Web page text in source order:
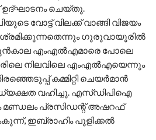
ഉദ്ഘാടനം ചെയ്തു.
വോട്ട് വിലക്ക് വാങ്ങി വിജയം
ഗുരുവായൂരില്‍
എംഎല്‍എമാരെ പോലെ
നിലവിലെ എംഎല്‍എയെന്നും
കമ്മിറ്റി ചെയര്‍മാന്‍
വഹിച്ചു. എസ്ഡിപിഐ
പ്രസിഡന്റ് അഷറഫ്
ഇബ്രാഹിം പുളിക്കല്‍